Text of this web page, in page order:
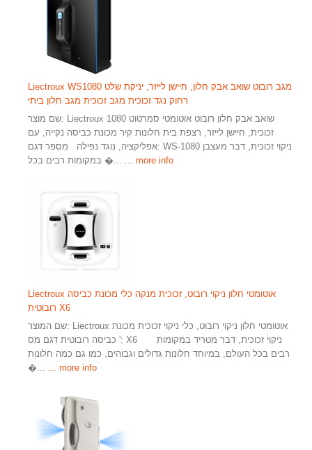
Liectroux WS1080 מגב רובוט שואב אבק חלון, חיישן לייזר, יניקת שלט
רחוק נגד זכוכית מגב זכוכית מגב חלון ביתי
שם מוצר: Liectroux 1080 שואב אבק חלון רובוט אוטומטי סמרטוט
זכוכית, חיישן לייזר, רצפת בית חלונות קיר מכונת כביסה נקייה, עם
אפליקציה, נוגד נפילה מספר דגם: WS-1080 ניקוי זכוכית, דבר מעצבן
במקומות רבים בכל �...
... more info
Liectroux אוטומטי חלון ניקוי רובוט, זכוכית מנקה כלי מכונת כביסה
רובוטית X6
שם המוצר: Liectroux אוטומטי חלון ניקוי רובוט, כלי ניקוי זכוכית מכונת
כביסה רובוטית דגם מס ': X6 ניקוי זכוכית, דבר מטריד במקומות
רבים בכל העולם, במיוחד חלונות גדולים וגבוהים, כמו גם כמה חלונות
�...
... more info